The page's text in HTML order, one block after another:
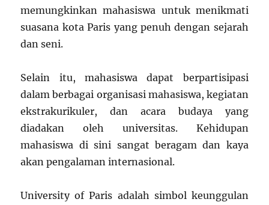
memungkinkan mahasiswa untuk menikmati
suasana kota Paris yang penuh dengan sejarah
dan seni.
Selain itu, mahasiswa dapat berpartisipasi
dalam berbagai organisasi mahasiswa, kegiatan
ekstrakurikuler, dan acara budaya yang
diadakan oleh universitas. Kehidupan
mahasiswa di sini sangat beragam dan kaya
akan pengalaman internasional.
University of Paris adalah simbol keunggulan